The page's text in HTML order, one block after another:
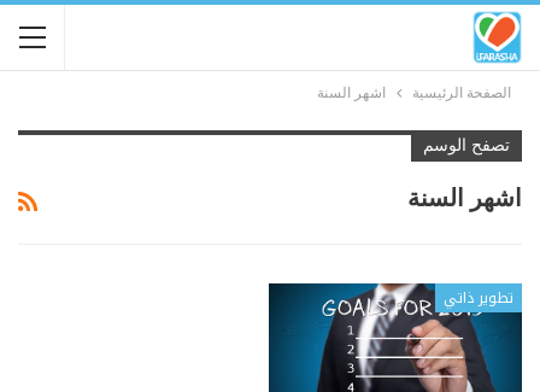
الصفحة الرئيسية اشهر السنة
تصفح الوسم
اشهر السنة
تطوير ذاتي